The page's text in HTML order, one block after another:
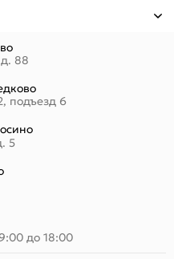
88
подъезд 6
5
до 18:00